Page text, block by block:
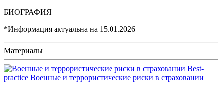
БИОГРАФИЯ
*Информация актуальна на 15.01.2026
Материалы
Best-
practice Военные и террористические риски в страховании